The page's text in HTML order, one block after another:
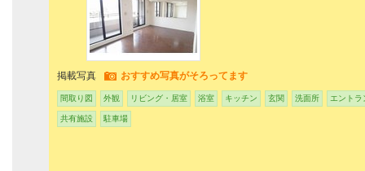
掲載写真 おすすめ写真がそろってます
間取り図 外観 リビング・居室 浴室 キッチン 玄関 洗面所 エントラ
共有施設 駐車場